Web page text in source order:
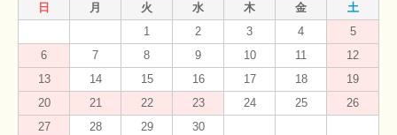
日 月 火 水 木 金
土
1
2 3 4
5
6
7 8 9 10 11
12
13
14 15 16 17 18
19
20
21 22 23 24 25
26
27
28 29 30